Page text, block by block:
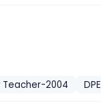
2004 DPE